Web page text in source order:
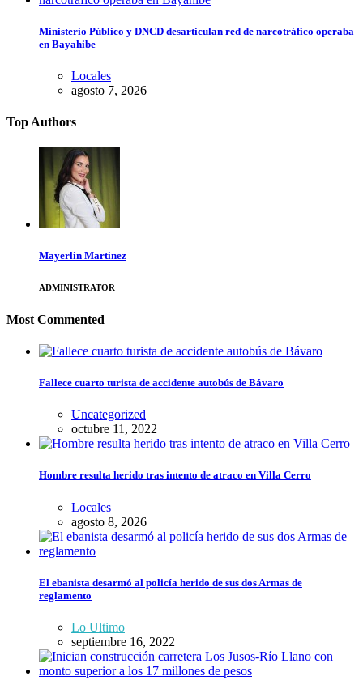
Ministerio Público y DNCD desarticulan red de narcotráfico operaba
en Bayahibe
Locales
agosto 7, 2026
Top Authors
Mayerlin Martinez
ADMINISTRATOR
Most Commented
Fallece cuarto turista de accidente autobús de Bávaro
Uncategorized
octubre 11, 2022
Hombre resulta herido tras intento de atraco en Villa Cerro
Locales
agosto 8, 2026
El ebanista desarmó al policía herido de sus dos Armas de
reglamento
Lo Ultimo
septiembre 16, 2022